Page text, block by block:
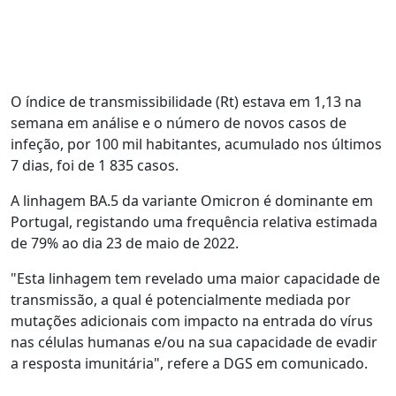
O índice de transmissibilidade (Rt) estava em 1,13 na
semana em análise e o número de novos casos de
infeção, por 100 mil habitantes, acumulado nos últimos
7 dias, foi de 1 835 casos.
A linhagem BA.5 da variante Omicron é dominante em
Portugal, registando uma frequência relativa estimada
de 79% ao dia 23 de maio de 2022.
"Esta linhagem tem revelado uma maior capacidade de
transmissão, a qual é potencialmente mediada por
mutações adicionais com impacto na entrada do vírus
nas células humanas e/ou na sua capacidade de evadir
a resposta imunitária", refere a DGS em comunicado.